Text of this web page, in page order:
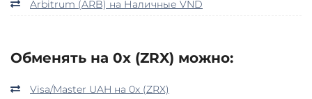
Arbitrum (ARB) на Наличные VND
Обменять на 0x (ZRX) можно:
Visa/Master UAH на 0x (ZRX)